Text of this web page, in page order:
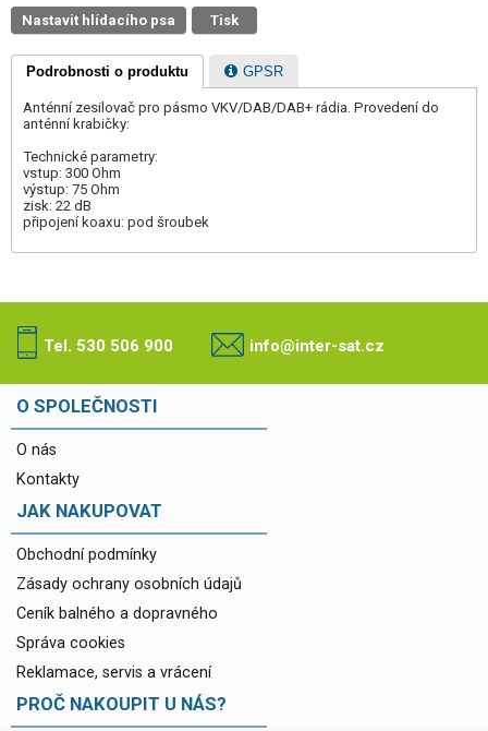
Nastavit hlídacího psa Tisk
Podrobnosti o produktu GPSR
Anténní zesilovač pro pásmo VKV/DAB/DAB+ rádia. Provedení do
anténní krabičky:
Technické parametry:
vstup: 300 Ohm
výstup: 75 Ohm
zisk: 22 dB
připojení koaxu: pod šroubek
Tel. 530 506 900 info@inter-sat.cz
O SPOLEČNOSTI
O nás
Kontakty
JAK NAKUPOVAT
Obchodní podmínky
Zásady ochrany osobních údajů
Ceník balného a dopravného
Správa cookies
Reklamace, servis a vrácení
PROČ NAKOUPIT U NÁS?